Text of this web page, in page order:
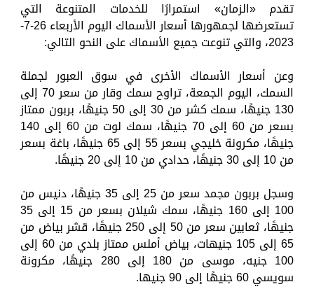
تقدم «الزمان» استمرارًا للخدمات المتنوعة التي
تستعرضها لجمهورها أسعار الأسماك اليوم الأربعاء 26-7-
2023، والتي تنوعت جميع الأسماك على النحو التالي:
وعن أسعار الأسماك الأخرى في سوق العبور لجملة
السمك، اليوم الجمعة، تراوح سمك وقار من سعر 70 إلى
130 جنيهًا، سمك كشر من 30 إلى 50 جنيهًا، بربون ممتاز
بسعر من 60 إلى 70 جنيهًا، سمك لوت من 60 إلى 140
جنيهًا، مكرونة خليجي بسعر 55 إلى 65 جنيهًا، باغة بسعر
من 10 إلى 30 جنيهًا، حدادي من 10 إلى 20 جنيهًا.
وسجل بربون مجمد سعر من 25 إلى 35 جنيهًا، دنيس من
100 إلى 160 جنيهًا، سمك شيلان بسعر من 15 إلى 35
جنيهًا، ثعابين سعر من 50 إلى 250 جنيهًا، قشر بياض من
65 إلى 105 جنيهات، بياض أملس ممتاز بلدي من 60 إلى
100 جنيه، موسى من 180 إلى 280 جنيهًا، مكرونة
سويسي 60 جنيهًا إلى 90 جنيها.